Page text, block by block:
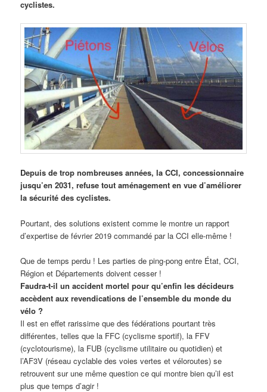
cyclistes.
Depuis de trop nombreuses années, la CCI, concessionnaire
jusqu’en 2031, refuse tout aménagement en vue d’améliorer
la sécurité des cyclistes.
Pourtant, des solutions existent comme le montre un rapport
d’expertise de février 2019 commandé par la CCI elle-même !
Que de temps perdu ! Les parties de ping-pong entre État, CCI,
Région et Départements doivent cesser !
Faudra-t-il un accident mortel pour qu’enfin les décideurs
accèdent aux revendications de l’ensemble du monde du
vélo ?
Il est en effet rarissime que des fédérations pourtant très
différentes, telles que la FFC (cyclisme sportif), la FFV
(cyclotourisme), la FUB (cyclisme utilitaire ou quotidien) et
l’AF3V (réseau cyclable des voies vertes et véloroutes) se
retrouvent sur une même question ce qui montre bien qu’il est
plus que temps d’agir !